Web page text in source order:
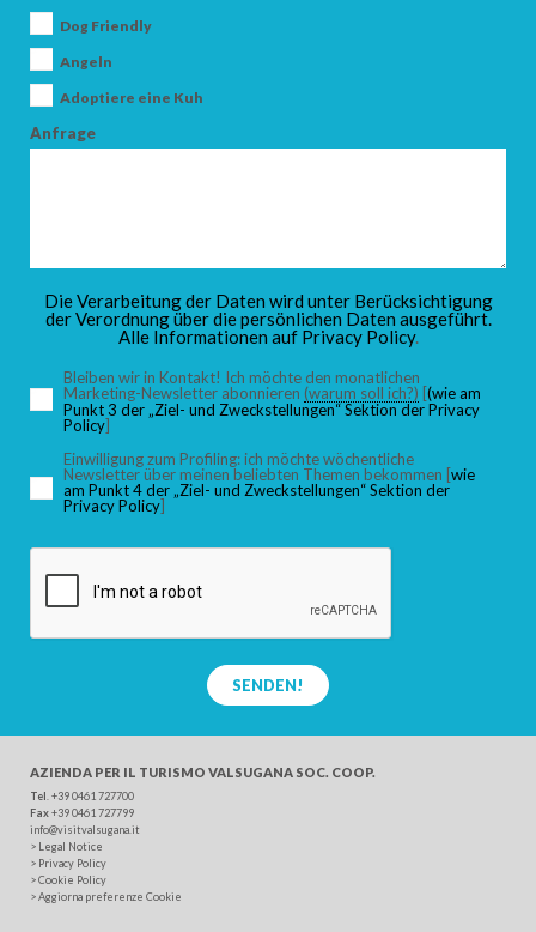
KINDER
SUCHEN
Dog Friendly
Angeln
Adoptiere eine Kuh
Anfrage
Die Verarbeitung der Daten wird unter Berücksichtigung
der Verordnung über die persönlichen Daten ausgeführt.
Alle Informationen auf Privacy Policy.
Bleiben wir in Kontakt! Ich möchte den monatlichen
Marketing-Newsletter abonnieren (warum soll ich?) [(wie am
Punkt 3 der „Ziel- und Zweckstellungen“ Sektion der Privacy
Policy]
Einwilligung zum Profiling: ich möchte wöchentliche
Newsletter über meinen beliebten Themen bekommen [wie
am Punkt 4 der „Ziel- und Zweckstellungen“ Sektion der
Privacy Policy]
SENDEN!
AZIENDA PER IL TURISMO VALSUGANA SOC. COOP.
Tel . +39 0461 727700
Fax+39 0461 727799
info@visitvalsugana.it
> Legal Notice
> Privacy Policy
>Cookie Policy
>Aggiorna preferenze Cookie